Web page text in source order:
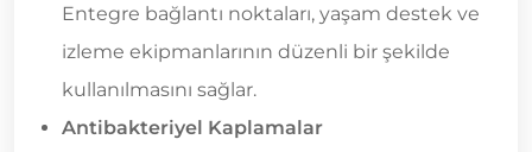
Entegre bağlantı noktaları, yaşam destek ve
izleme ekipmanlarının düzenli bir şekilde
kullanılmasını sağlar.
Antibakteriyel Kaplamalar